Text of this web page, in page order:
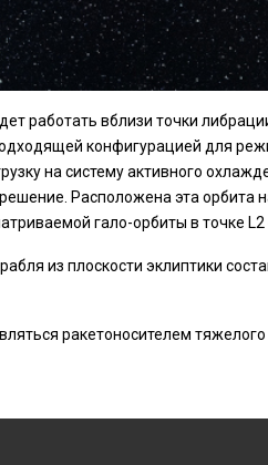
работать вблизи точки
конфигурацией для
на систему активного
Расположена эта орбита
гало-орбиты в точке
из плоскости эклиптики
ракетоносителем тяжелого